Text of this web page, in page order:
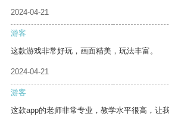
2024-04-21
游客
这款游戏非常好玩，画面精美，玩法丰富。
2024-04-21
游客
这款app的老师非常专业，教学水平很高，让